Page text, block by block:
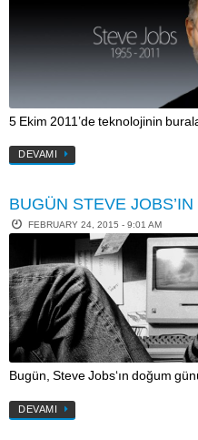
5 Ekim 2011’de teknolojinin
DEVAMI
BUGÜN STEVE
FEBRUARY 24, 2015 - 9:01 AM
Bugün, Steve Jobs‘ın doğum
DEVAMI